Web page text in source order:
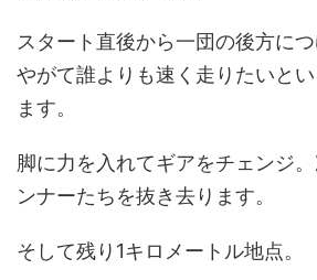
スタート直後から一団の後方につ
やがて誰よりも速く走りたいと
ます。
脚に力を入れてギアをチェンジ
ンナーたちを抜き去ります。
そして残り1キロメートル地点。